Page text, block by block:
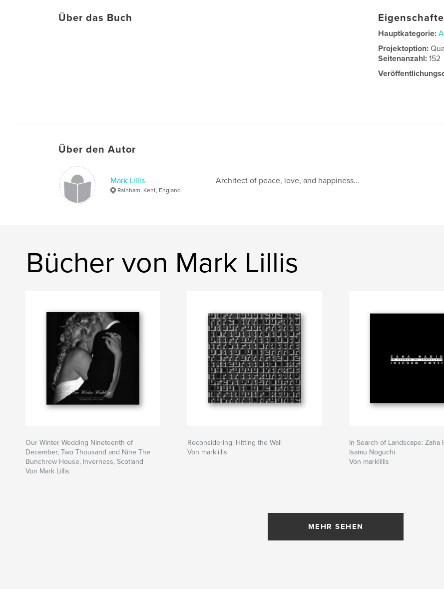
Über das Buch
Hauptkategorie:
Projektoption:
Seitenanzahl:152
Über den Autor
Mark Lillis
Rainham, Kent, England
Architect of peace, love, and happiness...
Bücher von Mark Lillis
Our Winter Wedding Nineteenth of
December, Two Thousand and Nine The
Bunchrew House, Inverness, Scotland
Von Mark Lillis
Reconsidering: Hitting the Wall
Von marklillis
In Search of Landscape: Zaha
Isamu Noguchi
Von marklillis
MEHR SEHEN